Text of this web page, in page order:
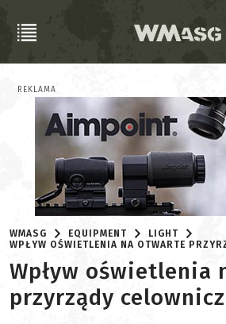
REKLAMA
WMASG EQUIPMENT
LIGHT
WPŁYW OŚWIETLENIA NA OTWARTE
Wpływ oświetlenia
przyrządy